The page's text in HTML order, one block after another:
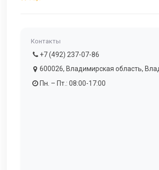
Контакты
+7 (492) 237-07-86
600026, Владимирская область,
Пн. – Пт.: 08:00-17:00